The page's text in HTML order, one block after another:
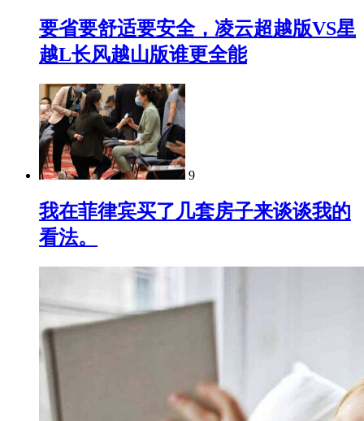
要省要舒适要安全，凌云超越版VS星
越L长风越山版谁更全能
9
我在菲律宾买了几套房子来谈谈我的
看法。